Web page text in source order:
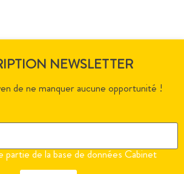
NEWSLETTER
de ne manquer aucune opportunité !
partie de la base de données Cabinet